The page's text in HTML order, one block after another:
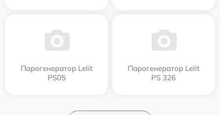
Парогенератор Lelit
PS05
Парогенератор Lelit
PS 326